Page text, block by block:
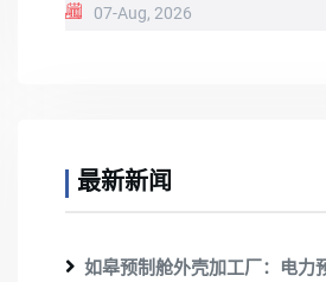
07-Aug, 2026
最新新闻
如皋预制舱外壳加工厂：电力